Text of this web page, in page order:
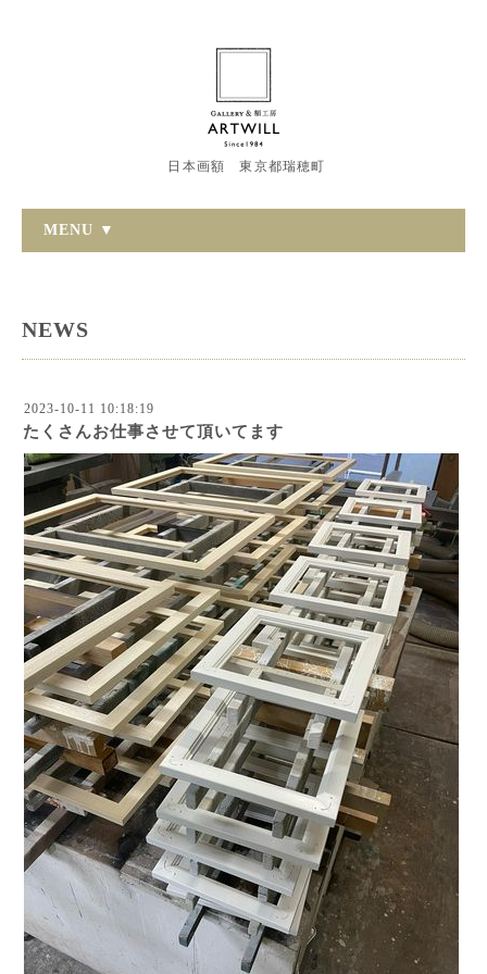
日本画額 東京都瑞穂町
MENU ▼
NEWS
2023-10-11 10:18:19
たくさんお仕事させて頂いてます